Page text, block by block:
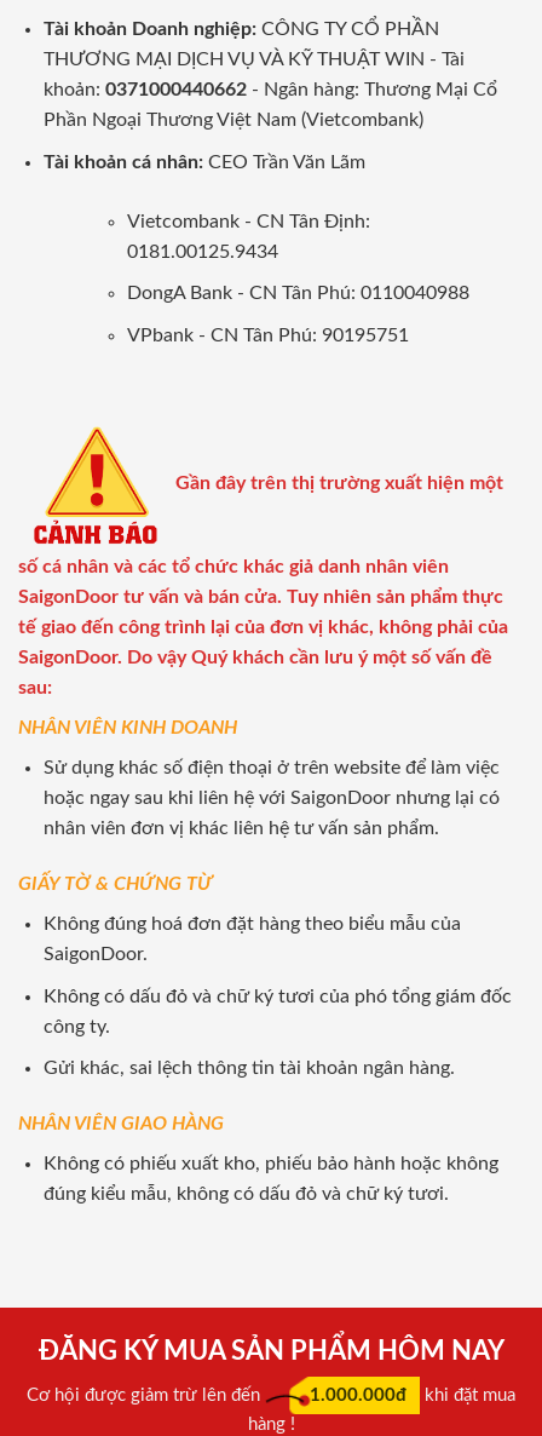
Tài khoản Doanh nghiệp:CÔNG TY CỔ PHẦN
THƯƠNG MẠI DỊCH VỤ VÀ KỸ THUẬT WIN - Tài
khoản: 0371000440662- Ngân hàng: Thương Mại Cổ
Phần Ngoại Thương Việt Nam (Vietcombank)
Tài khoản cá nhân: CEO Trần Văn Lãm
Vietcombank - CN Tân Định:
0181.00125.9434
DongA Bank - CN Tân Phú: 0110040988
VPbank - CN Tân Phú: 90195751
Gần đây trên thị trường xuất hiện một
số cá nhân và các tổ chức khác giả danh nhân viên
SaigonDoor tư vấn và bán cửa. Tuy nhiên sản phẩm thực
tế giao đến công trình lại của đơn vị khác, không phải của
SaigonDoor. Do vậy Quý khách cần lưu ý một số vấn đề
sau:
NHÂN VIÊN KINH DOANH
Sử dụng khác số điện thoại ở trên website để làm việc
hoặc ngay sau khi liên hệ với SaigonDoor nhưng lại có
nhân viên đơn vị khác liên hệ tư vấn sản phẩm.
GIẤY TỜ & CHỨNG TỪ
Không đúng hoá đơn đặt hàng theo biểu mẫu của
SaigonDoor.
Không có dấu đỏ và chữ ký tươi của phó tổng giám đốc
công ty.
Gửi khác, sai lệch thông tin tài khoản ngân hàng.
NHÂN VIÊN GIAO HÀNG
Không có phiếu xuất kho, phiếu bảo hành hoặc không
đúng kiểu mẫu, không có dấu đỏ và chữ ký tươi.
ĐĂNG KÝ MUA SẢN PHẨM HÔM NAY
Cơ hội được giảm trừ lên đến 1.000.000đ
khi đặt mua
hàng !